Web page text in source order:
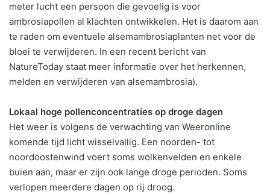
meter lucht een persoon die gevoelig is voor
ambrosiapollen al klachten ontwikkelen. Het is daarom aan
te raden om eventuele alsemambrosiaplanten net voor de
bloei te verwijderen. In een recent bericht van
NatureToday staat meer informatie over het herkennen,
melden en verwijderen van alsemambrosia).
Lokaal hoge pollenconcentraties op droge dagen
Het weer is volgens de verwachting van Weeronline
komende tijd licht wisselvallig. Een noorden- tot
noordoostenwind voert soms wolkenvelden en enkele
buien aan, maar er zijn ook lange droge perioden. Soms
verlopen meerdere dagen op rij droog.